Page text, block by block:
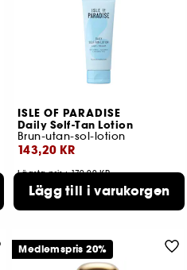
ISLE OF PARADISE
Daily Self-Tan Lotion
Brun-utan-sol-lotion
143,20 KR
Lägsta pris : 179,00 KR
2 storlekar tillgängliga
Lägg till i varukorgen
Medlemspris 20%